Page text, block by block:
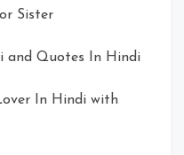
Sister
and Quotes In Hindi
In Hindi with